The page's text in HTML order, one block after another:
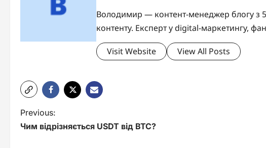
Володимир — контент-менеджер блогу з
контенту. Експерт у digital-маркетингу,
Visit Website View All Posts
P
o
Previous:
Чим відрізняється USDT від BTC?